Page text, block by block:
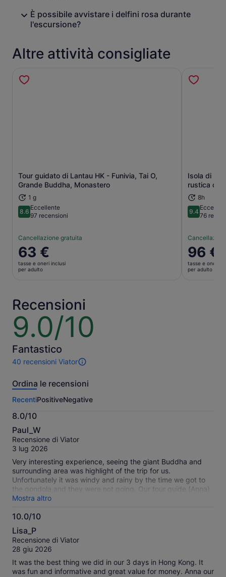
È possibile avvistare i delfini rosa durante
l'escursione?
Altre attività consigliate
Tour guidato di Lantau HK - Funivia, Tai O,
Grande Buddha, Monastero
1 g
8.68.6 su 10
Eccellente
97 recensioni
Cancellazione gratuita
Il
prezzo
è
adulto
63 €
tasse e oneri inclusi
per adulto
Apertura in una nuova scheda
Isola di
rustica di
8h
9.49.4 su 10
76
Il
prezzo
è
96 €
tasse e oneri
per adulto
Recensioni
9.0/10
9.0
su
10
Fantastico
40 recensioni Viator
40
di
attività.
Maggiori
informazioni
sulle
nostre
recensioni
Ordina le recensioni
RecentiPositiveNegative
8.0/10
8.0
su
10
Paul_W
Recensione di Viator
3 lug 2026
Very interesting experience, seeing the giant Buddha and
surrounding area was highlight of the trip for us.
Unfortunately it was windy and rainy by the time we got to
the gondola and they were not going. Our tour guide (Anna)
handled the whole day admirably, getting us to see as much
as possible even though the weather was bad.
Mostra altro
10.0/10
10.0
su
10
Lisa_P
Recensione di Viator
28 giu 2026
It was the best thing we did in our 3 days in Hong Kong. It
was fun and informative and great value for money. Anna our